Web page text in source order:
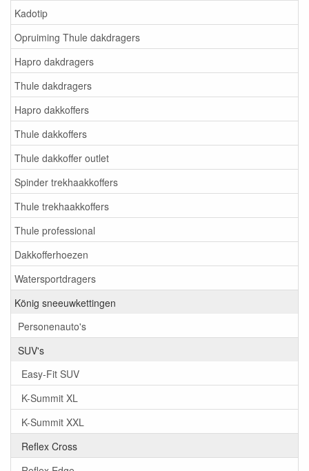
Kadotip
Opruiming Thule dakdragers
Hapro dakdragers
Thule dakdragers
Hapro dakkoffers
Thule dakkoffers
Thule dakkoffer outlet
Spinder trekhaakkoffers
Thule trekhaakkoffers
Thule professional
Dakkofferhoezen
Watersportdragers
König sneeuwkettingen
Personenauto's
SUV's
Easy-Fit SUV
K-Summit XL
K-Summit XXL
Reflex Cross